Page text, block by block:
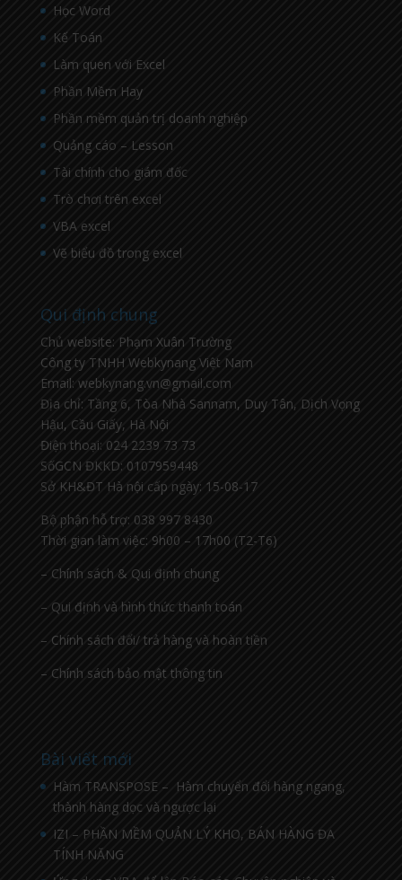
Học Word
Kế Toán
Làm quen với Excel
Phần Mềm Hay
Phần mềm quản trị doanh nghiệp
Quảng cáo – Lesson
Tài chính cho giám đốc
Trò chơi trên excel
VBA excel
Vẽ biểu đồ trong excel
Qui định chung
Chủ website: Phạm Xuân Trường
Công ty TNHH Webkynang Việt Nam
Email: webkynang.vn@gmail.com
Địa chỉ: Tầng 6, Tòa Nhà Sannam, Duy Tân, Dịch Vọng
Hậu, Cầu Giấy, Hà Nội
Điện thoại: 024 2239 73 73
SốGCN ĐKKD: 0107959448
Sở KH&ĐT Hà nội cấp ngày: 15-08-17
Bộ phận hỗ trợ: 038 997 8430
Thời gian làm việc: 9h00 – 17h00 (T2-T6)
– Chính sách & Qui định chung
– Qui định và hình thức thanh toán
– Chính sách đổi/ trả hàng và hoàn tiền
– Chính sách bảo mật thông tin
Bài viết mới
Hàm TRANSPOSE – Hàm chuyển đổi hàng ngang,
thành hàng dọc và ngược lại
IZI – PHẦN MỀM QUẢN LÝ KHO, BÁN HÀNG ĐA
TÍNH NĂNG